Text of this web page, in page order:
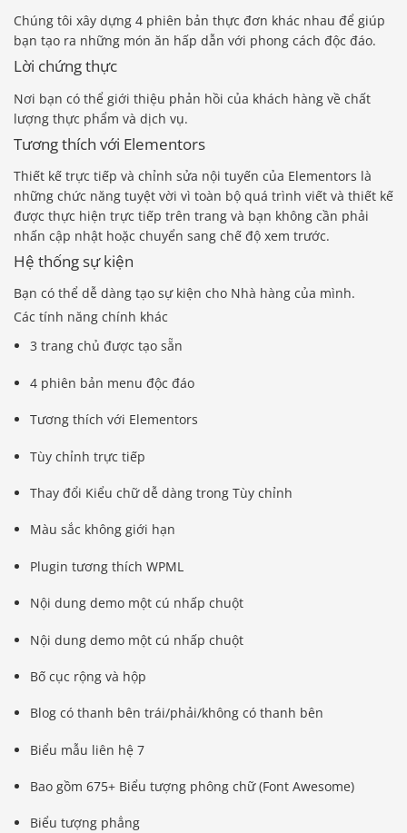
Chúng tôi xây dựng 4 phiên bản thực đơn khác nhau để giúp
bạn tạo ra những món ăn hấp dẫn với phong cách độc đáo.
Lời chứng thực
Nơi bạn có thể giới thiệu phản hồi của khách hàng về chất
lượng thực phẩm và dịch vụ.
Tương thích với Elementors
Thiết kế trực tiếp và chỉnh sửa nội tuyến của Elementors là
những chức năng tuyệt vời vì toàn bộ quá trình viết và thiết kế
được thực hiện trực tiếp trên trang và bạn không cần phải
nhấn cập nhật hoặc chuyển sang chế độ xem trước.
Hệ thống sự kiện
Bạn có thể dễ dàng tạo sự kiện cho Nhà hàng của mình.
Các tính năng chính khác
3 trang chủ được tạo sẵn
4 phiên bản menu độc đáo
Tương thích với Elementors
Tùy chỉnh trực tiếp
Thay đổi Kiểu chữ dễ dàng trong Tùy chỉnh
Màu sắc không giới hạn
Plugin tương thích WPML
Nội dung demo một cú nhấp chuột
Nội dung demo một cú nhấp chuột
Bố cục rộng và hộp
Blog có thanh bên trái/phải/không có thanh bên
Biểu mẫu liên hệ 7
Bao gồm 675+ Biểu tượng phông chữ (Font Awesome)
Biểu tượng phẳng